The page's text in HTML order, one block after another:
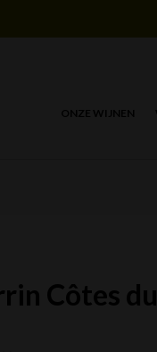
ONZE WIJNEN
Côtes